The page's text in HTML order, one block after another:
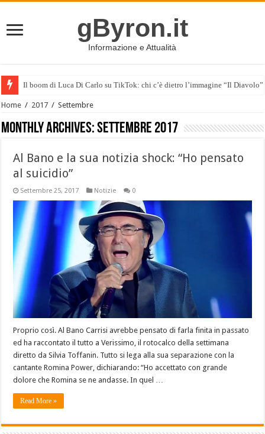
gByron.it
Informazione e Attualità
Il boom di Luca Di Carlo su TikTok: chi c’è dietro l’immagine “Il Diavolo”
Home / 2017 / Settembre
Monthly Archives:Settembre 2017
Al Bano e la sua notizia shock: “Ho pensato
al suicidio”
Settembre 25, 2017 Notizie 0
Proprio così. Al Bano Carrisi avrebbe pensato di farla finita in passato
ed ha raccontato il tutto a Verissimo, il rotocalco della settimana
diretto da Silvia Toffanin. Tutto si lega alla sua separazione con la
cantante Romina Power, dichiarando: “Ho accettato con grande
dolore che Romina se ne andasse. In quel …
Read More »